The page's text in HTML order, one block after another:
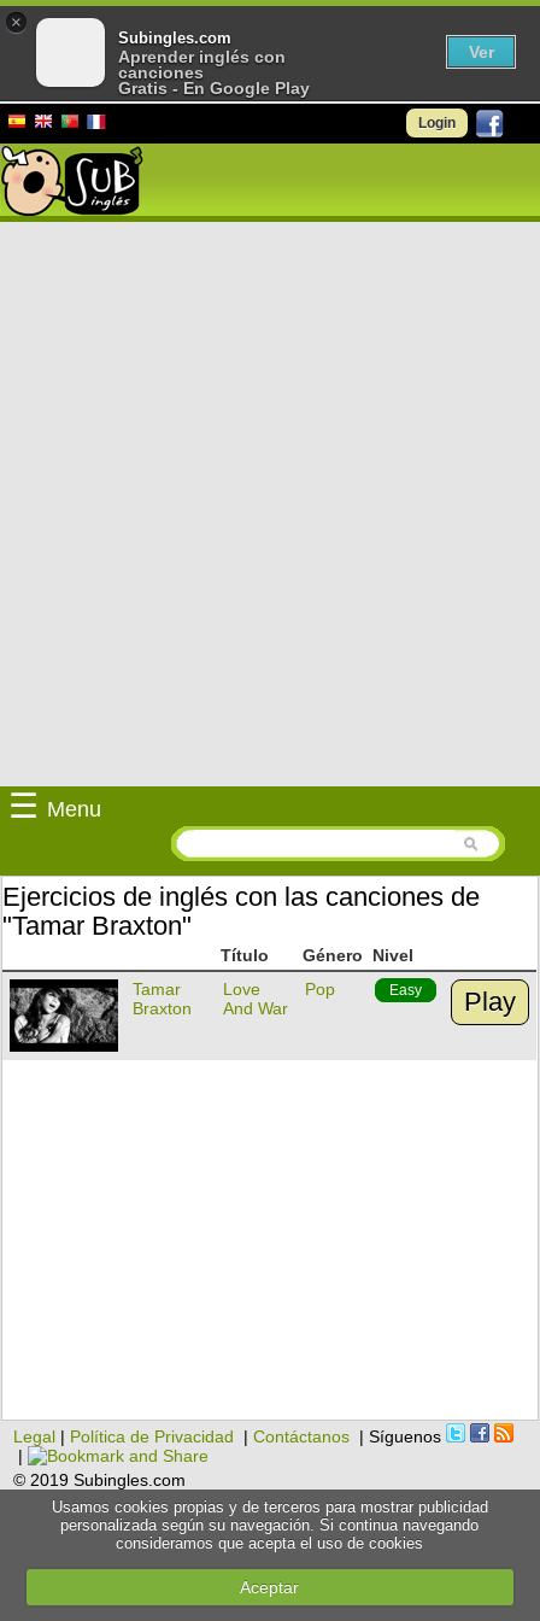
Login
☰ Menu
Ejercicios de inglés con las canciones de
"Tamar Braxton"
Título Género
Nivel
Tamar
Braxton
Love
And War
Pop Easy Play
Legal | Política de Privacidad |Contáctanos | Síguenos
|
© 2019 Subingles.com
Usamos cookies propias y de terceros para mostrar publicidad
personalizada según su navegación. Si continua navegando
consideramos que acepta el uso de cookies
Aceptar
×
Subingles.com
Aprender inglés con
canciones
Gratis - En Google Play
Ver